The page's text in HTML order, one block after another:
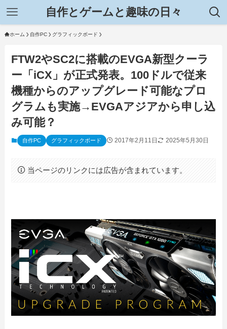
自作とゲームと趣味の日々
ホーム 自作PC グラフィックボード
FTW2やSC2に搭載のEVGA新型クーラ
ー「iCX」が正式発表。100ドルで従来
機種からのアップグレード可能なプロ
グラムも実施→EVGAアジアから申し込
み可能？
自作PC グラフィックボード 2017年2月11日 2025年5月30日
当ページのリンクには広告が含まれています。